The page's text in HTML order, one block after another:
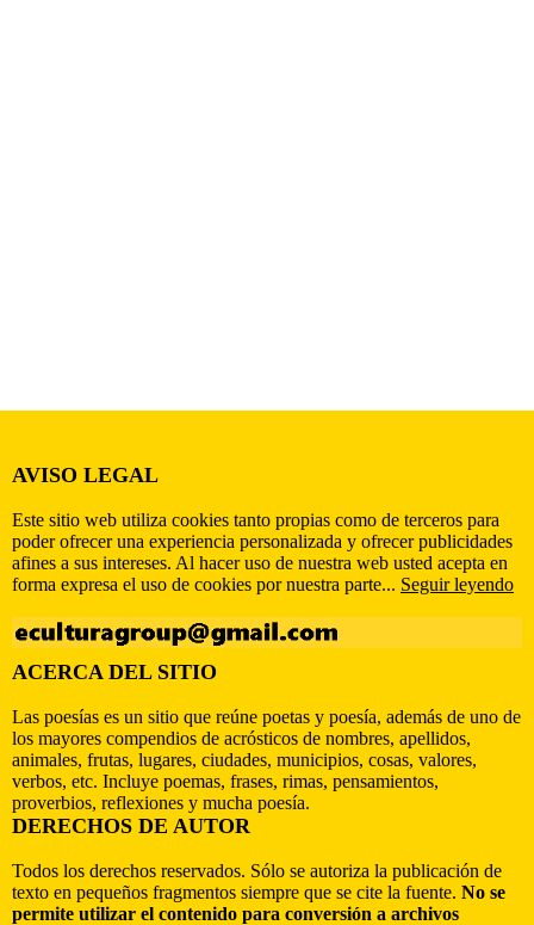
AVISO LEGAL
Este sitio web utiliza cookies tanto propias como de terceros para
poder ofrecer una experiencia personalizada y ofrecer publicidades
afines a sus intereses. Al hacer uso de nuestra web usted acepta en
forma expresa el uso de cookies por nuestra parte... Seguir leyendo
ACERCA DEL SITIO
Las poesías es un sitio que reúne poetas y poesía, además de uno de
los mayores compendios de acrósticos de nombres, apellidos,
animales, frutas, lugares, ciudades, municipios, cosas, valores,
verbos, etc. Incluye poemas, frases, rimas, pensamientos,
proverbios, reflexiones y mucha poesía.
DERECHOS DE AUTOR
Todos los derechos reservados. Sólo se autoriza la publicación de
texto en pequeños fragmentos siempre que se cite la fuente. No se
permite utilizar el contenido para conversión a archivos